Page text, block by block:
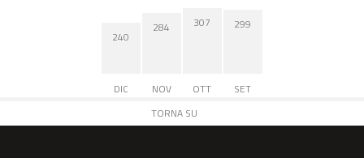
240
DIC
284
NOV
307
OTT
299
SET
TORNA SU